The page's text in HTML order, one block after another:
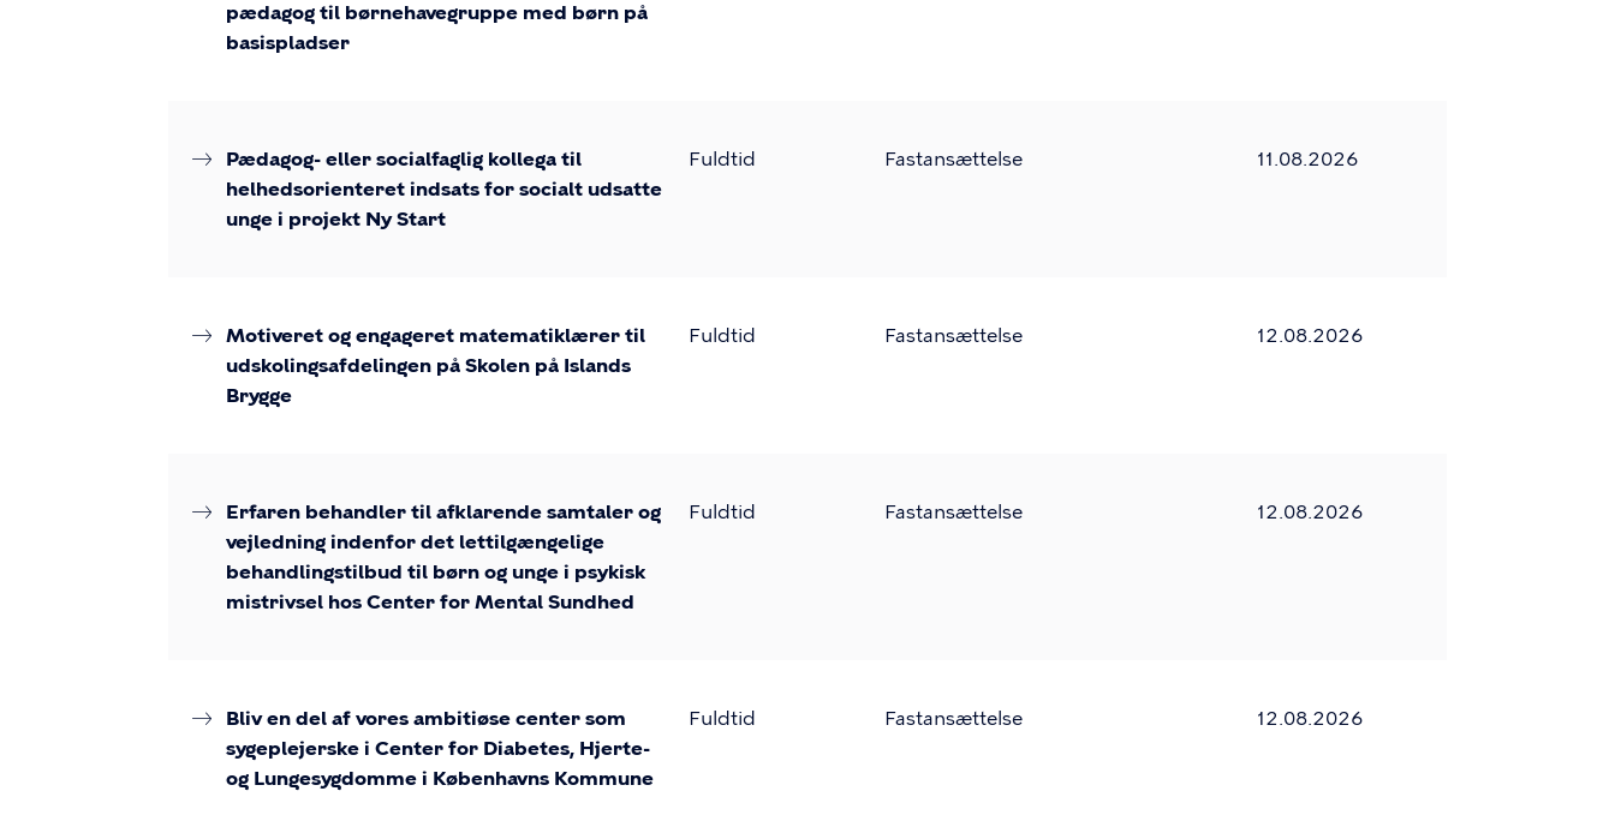
pædagog til børnehavegruppe med børn på
basispladser
Pædagog- eller socialfaglig kollega til
helhedsorienteret indsats for socialt udsatte
unge i projekt Ny Start
Fuldtid Fastansættelse 11.08.2026
Motiveret og engageret matematiklærer til
udskolingsafdelingen på Skolen på Islands
Brygge
Fuldtid Fastansættelse 12.08.2026
Erfaren behandler til afklarende samtaler og
vejledning indenfor det lettilgængelige
behandlingstilbud til børn og unge i psykisk
mistrivsel hos Center for Mental Sundhed
Fuldtid Fastansættelse 12.08.2026
Bliv en del af vores ambitiøse center som
sygeplejerske i Center for Diabetes, Hjerte-
og Lungesygdomme i Københavns Kommune
Fuldtid Fastansættelse 12.08.2026